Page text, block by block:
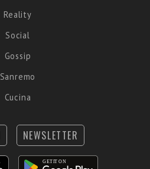
Reality
Social
Gossip
Sanremo
Cucina
NEWSLETTER